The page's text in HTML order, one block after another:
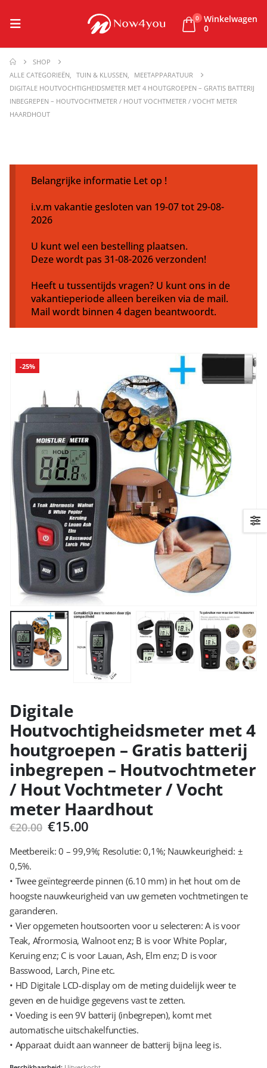
0 Winkelwagen
0
SHOP
ALLE CATEGORIEËN, TUIN & KLUSSEN,
MEETAPPARATUUR
DIGITALE HOUTVOCHTIGHEIDSMETER MET 4 HOUTGROEPEN – GRATIS BATTERIJ
INBEGREPEN – HOUTVOCHTMETER / HOUT VOCHTMETER / VOCHT METER
HAARDHOUT
Belangrijke informatie Let op !
i.v.m vakantie gesloten van 19-07 tot 29-08-
2026
U kunt wel een bestelling plaatsen.
Deze wordt pas 31-08-2026 verzonden!
Heeft u tussentijds vragen? U kunt ons in de
vakantieperiode alleen bereiken via de mail.
Mail wordt binnen 4 dagen beantwoordt.
-25%
Digitale
Houtvochtigheidsmeter met 4
houtgroepen – Gratis batterij
inbegrepen – Houtvochtmeter
/ Hout Vochtmeter / Vocht
meter Haardhout
€20.00 Oorspronkelijke
was:
€15.00Huidige
is:
Meetbereik: 0 – 99,9%; Resolutie: 0,1%; Nauwkeurigheid: ±
0,5%.
• Twee geïntegreerde pinnen (6.10 mm) in het hout om de
hoogste nauwkeurigheid van uw gemeten vochtmetingen te
garanderen.
• Vier opgemeten houtsoorten voor u selecteren: A is voor
Teak, Afrormosia, Walnoot enz; B is voor White Poplar,
Keruing enz; C is voor Lauan, Ash, Elm enz; D is voor
Basswood, Larch, Pine etc.
• HD Digitale LCD-display om de meting duidelijk weer te
geven en de huidige gegevens vast te zetten.
• Voeding is een 9V batterij (inbegrepen), komt met
automatische uitschakelfuncties.
• Apparaat duidt aan wanneer de batterij bijna leeg is.